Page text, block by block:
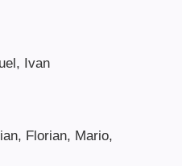
Ivan
Florian, Mario,